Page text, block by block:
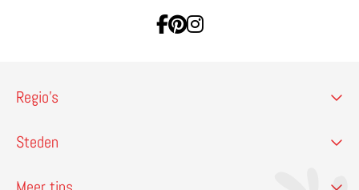
Ga naar Facebook
Ga naar Pinterest
Ga naar Instagram
Regio’s
Steden